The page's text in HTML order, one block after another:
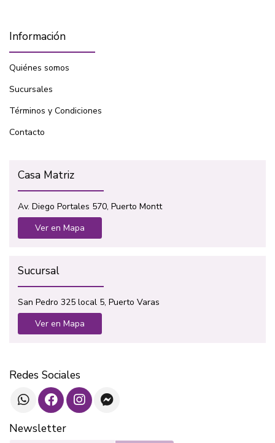
Información
Quiénes somos
Sucursales
Términos y Condiciones
Contacto
Casa Matriz
Av. Diego Portales 570, Puerto Montt
Ver en Mapa
Sucursal
San Pedro 325 local 5, Puerto Varas
Ver en Mapa
Redes Sociales
Newsletter